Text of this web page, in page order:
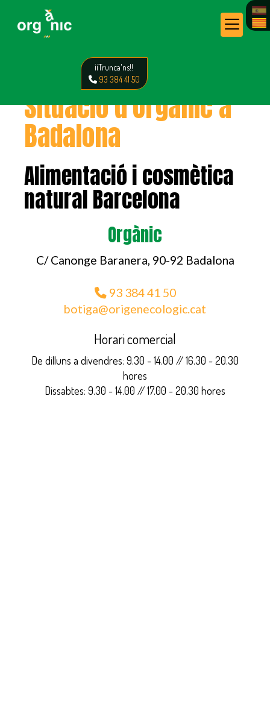
¡¡Trunca'ns!!
93 384 41 50
Situació d'Orgànic a
Badalona
Alimentació i cosmètica
natural Barcelona
Orgànic
C/ Canonge Baranera, 90-92 Badalona
93 384 41 50
botiga
origenecologic.cat
Horari comercial
De dilluns a divendres: 9.30 - 14.00 // 16.30 - 20.30
hores
Dissabtes: 9.30 - 14.00 // 17.00 - 20.30 hores